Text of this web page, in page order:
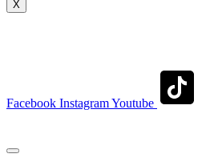
X
Facebook InstagramYoutube